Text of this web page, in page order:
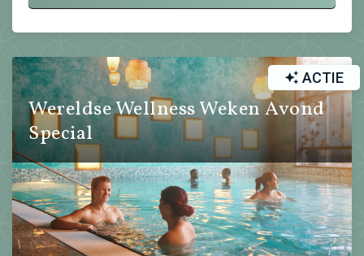
Wereldse Wellness Weken Avond
Special
ACTIE